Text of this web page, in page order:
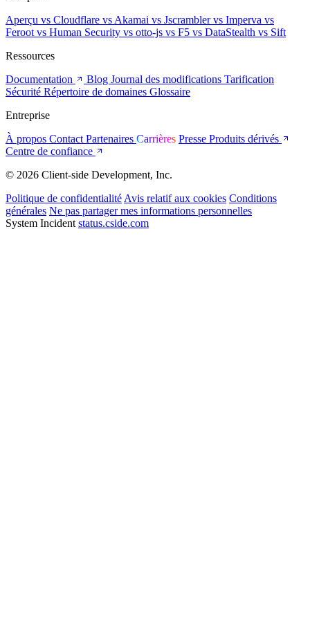
Aperçu vs Cloudflare vs Akamai vs Jscramblervs Imperva vs
Feroot vs Human Security vs otto-js vs F5 vs DataStealth vs Sift
Ressources
Documentation
Blog Journal des modifications Tarification
Sécurité Répertoire de domaines Glossaire
Entreprise
À propos Contact Partenaires Carrières Presse Produits dérivés
Centre de confiance
© 2026 Client-side Development, Inc.
Politique de confidentialité Avis relatif aux cookies Conditions
générales Ne pas partager mes informations personnelles
System Incident status.cside.com